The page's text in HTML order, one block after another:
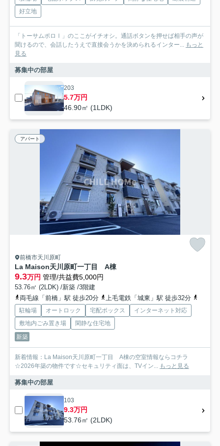
好立地
「トーサムポロⅠ」のここがイチオシ。通話ボタンを押せば相手の声が
聞けるので、会話したうえで直接会うかを決められるインター...
もっと
見る
募集中の部屋
203
5.7万円
46.90㎡ (1LDK)
アパート
前橋市天川原町
La Maison天川原町一丁目 A棟
9.3万円 管理/共益費5,000円
53.76㎡ (2LDK) /新築 /3階建
両毛線「前橋」駅 徒歩20分
上毛電鉄「城東」駅 徒歩32分
駐輪場 オートロック 宅配ボックス
インターネット対応
敷地内ごみ置き場
閑静な住宅地
新築
新着情報：La Maison天川原町一丁目 A棟の空室情報ならコチラ
☆2026年築の物件です☆セキュリティ面は、TVイン...
もっと見る
募集中の部屋
103
9.3万円
53.76㎡ (2LDK)